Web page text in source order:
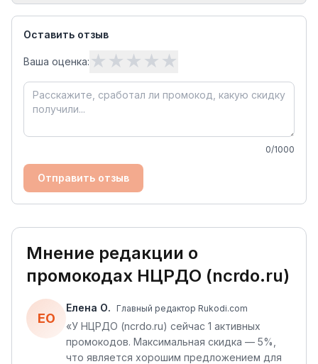
Оставить отзыв
Ваша оценка: ★ ★ ★ ★ ★
0/1000
Отправить отзыв
Мнение редакции о
промокодах НЦРДО (ncrdo.ru)
ЕО
Елена О. Главный редактор Rukodi.com
«У НЦРДО (ncrdo.ru) сейчас 1 активных
промокодов. Максимальная скидка — 5%,
что является хорошим предложением для